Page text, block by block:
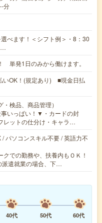
分
べます！＜シフト例＞・8：30
単発1日のみから働けます。
OK！(規定あり) ■現金日払
検品、商品管理）
いっぱい！▼・カードの封
レットの仕分け・キャラ…
パソコンスキル不要 / 英語力不
での勤務や、扶養内もＯＫ！
遣就業の場合、下…
40代 50代 60代